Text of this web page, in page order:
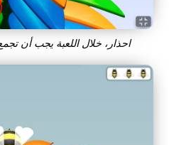
احذار، خلال اللعبة يجب أن